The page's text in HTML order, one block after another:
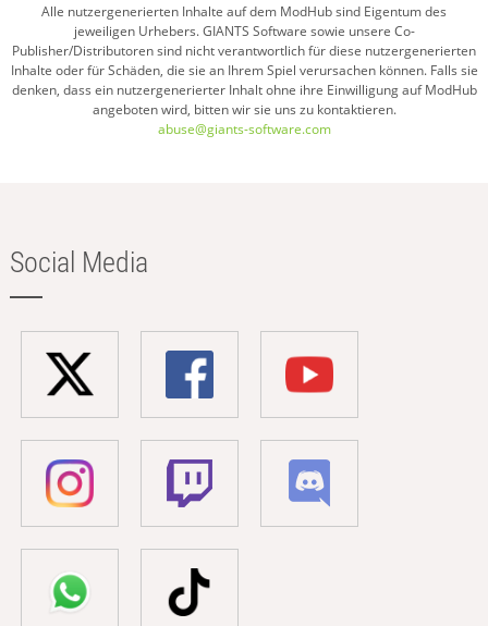
Alle nutzergenerierten Inhalte auf dem ModHub sind Eigentum des
jeweiligen Urhebers. GIANTS Software sowie unsere Co-
Publisher/Distributoren sind nicht verantwortlich für diese nutzergenerierten
Inhalte oder für Schäden, die sie an Ihrem Spiel verursachen können. Falls sie
denken, dass ein nutzergenerierter Inhalt ohne ihre Einwilligung auf ModHub
angeboten wird, bitten wir sie uns zu kontaktieren.
abuse@giants-software.com
Social Media